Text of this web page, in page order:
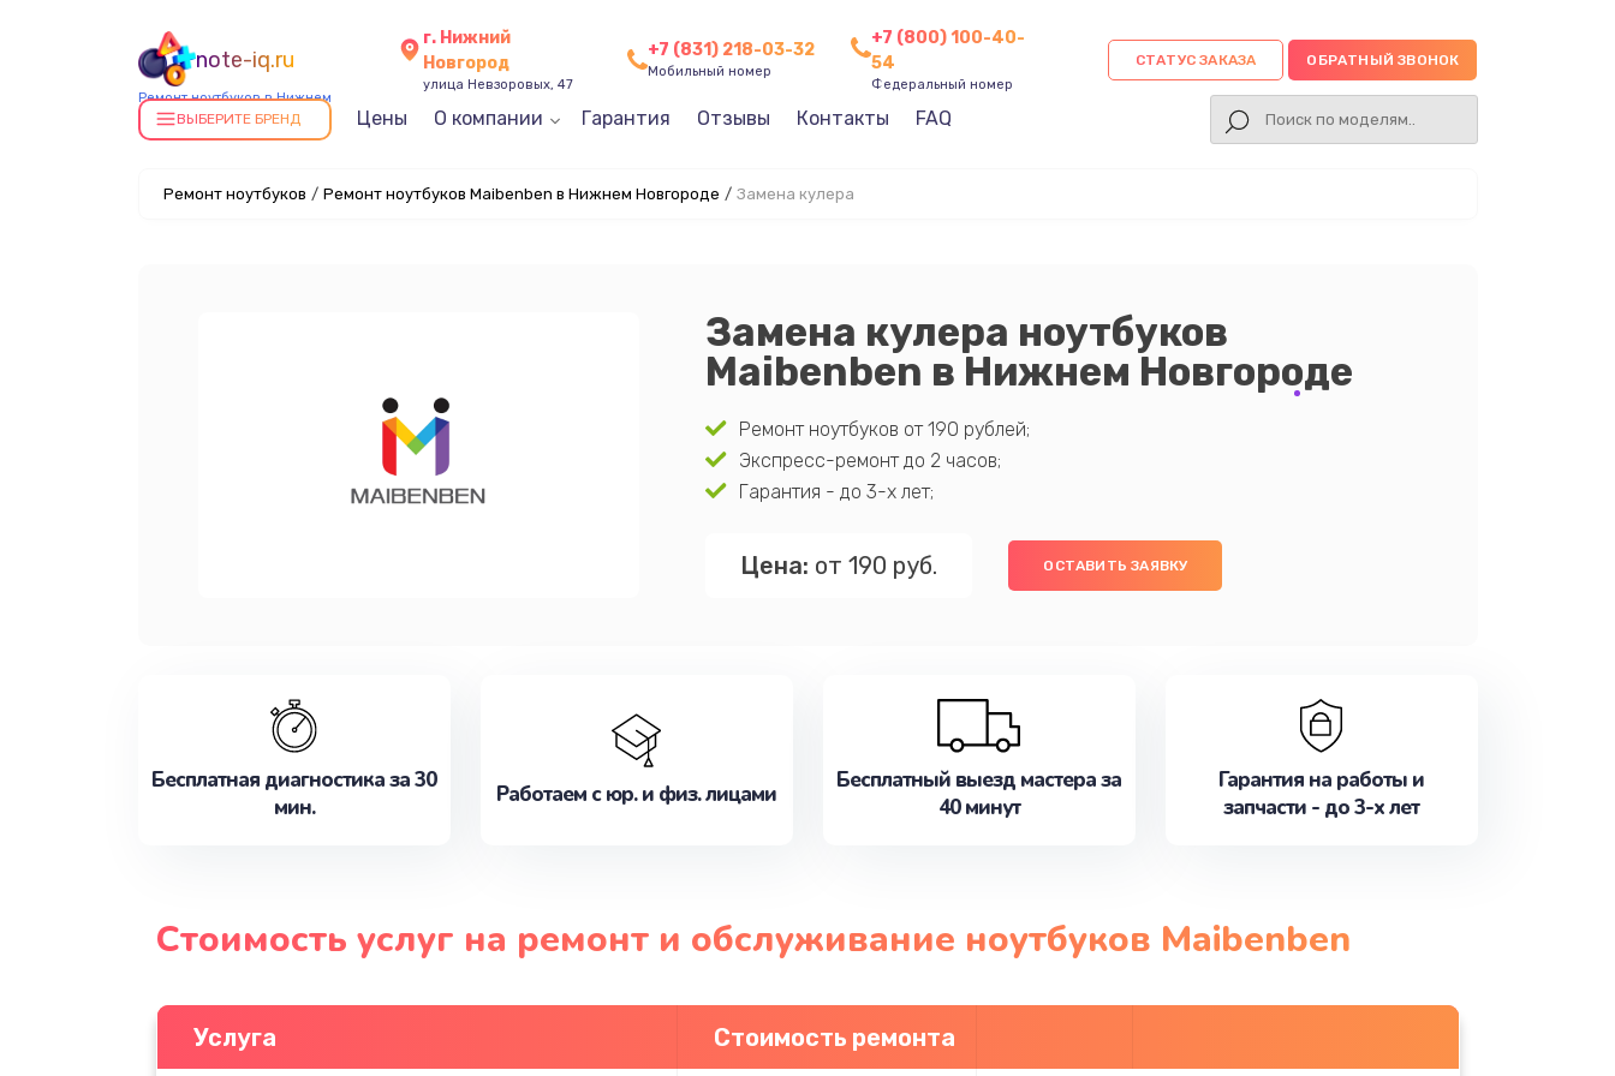
note-iq.ru
Ремонт ноутбуков в Нижнем
Новгороде
г. Нижний
Новгород
улица Невзоровых, 47
+7 (831) 218-03-32
Мобильный номер
+7 (800) 100-40-
54
Федеральный номер
СТАТУС ЗАКАЗА ОБРАТНЫЙ ЗВОНОК
ВЫБЕРИТЕ БРЕНД Цены О компании Гарантия Отзывы Контакты FAQ
Ремонт ноутбуков / Ремонт ноутбуков Maibenben в Нижнем Новгороде / Замена кулера
Замена кулера ноутбуков
Maibenben в Нижнем Новгороде
Ремонт ноутбуков от 190 рублей;
Экспресс-ремонт до 2 часов;
Гарантия - до 3-х лет;
Цена: от 190 руб. ОСТАВИТЬ ЗАЯВКУ
Бесплатная диагностика за 30
мин.
Работаем с юр. и физ. лицами
Бесплатный выезд мастера за
40 минут
Гарантия на работы и
запчасти - до 3-х лет
Стоимость услуг на ремонт и обслуживание ноутбуков Maibenben
Услуга Стоимость ремонта